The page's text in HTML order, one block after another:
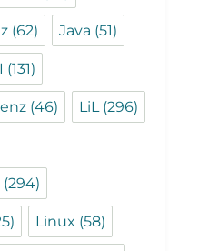
(62) Java (51)
(131)
(46) LiL(296)
(294)
Linux (58)